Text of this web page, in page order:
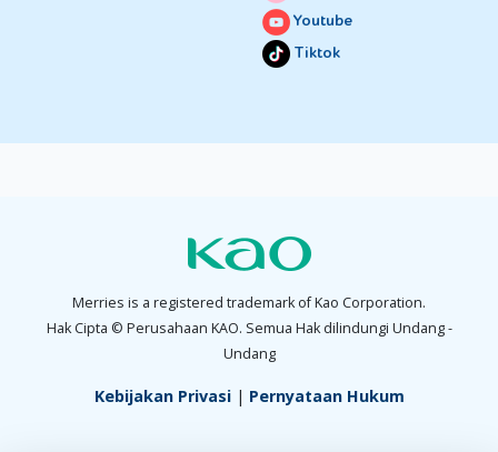
Youtube
Tiktok
Merries is a registered trademark of Kao Corporation.
Hak Cipta © Perusahaan KAO. Semua Hak dilindungi Undang -
Undang
Kebijakan Privasi| Pernyataan Hukum